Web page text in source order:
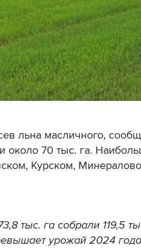
льна масличного,
около 70 тыс. га.
Курском,
тыс. га собрали 119,5
урожай 2024